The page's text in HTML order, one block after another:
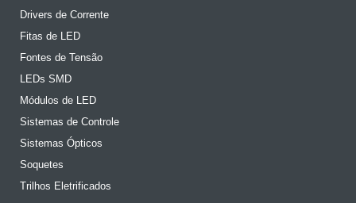
Drivers de Corrente
Fitas de LED
Fontes de Tensão
LEDs SMD
Módulos de LED
Sistemas de Controle
Sistemas Ópticos
Soquetes
Trilhos Eletrificados